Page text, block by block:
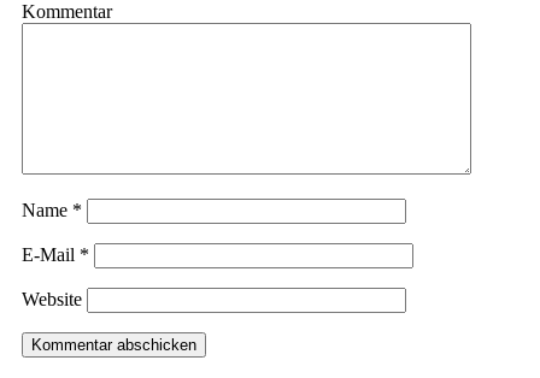
Kommentar
Name *
E-Mail *
Website